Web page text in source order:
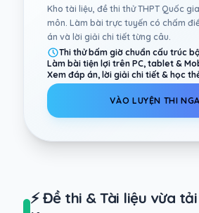
Kho tài liệu, đề thi thử THPT Quốc
môn. Làm bài trực tuyến có chấm
án và lời giải chi tiết từng câu.
Thi thử bấm giờ chuẩn cấu trúc
Làm bài tiện lợi trên PC, tablet &
Xem đáp án, lời giải chi tiết & học
VÀO LUYỆN THI
⚡ Đề thi & Tài liệu vừa tải